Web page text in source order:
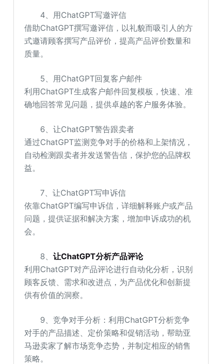
4、用ChatGPT写邀评信
借助ChatGPT撰写邀评信，以礼貌而吸引人的方
式邀请顾客撰写产品评价，提高产品评价数量和
质量。
5、用ChatGPT回复客户邮件
利用ChatGPT生成客户邮件回复模板，快速、准
确地回答常见问题，提供卓越的客户服务体验。
6、让ChatGPT警告跟卖者
通过ChatGPT监测竞争对手的价格和上架情况，
自动检测跟卖者并发送警告信，保护您的品牌权
益。
7、让ChatGPT写申诉信
依靠ChatGPT编写申诉信，详细解释账户或产品
问题，提供证据和解决方案，增加申诉成功的机
会。
8、让ChatGPT分析产品评论
利用ChatGPT对产品评论进行自动化分析，识别
顾客反馈、需求和改进点，为产品优化和创新提
供有价值的洞察。
9、竞争对手分析：利用ChatGPT分析竞争
对手的产品描述、定价策略和促销活动，帮助亚
马逊卖家了解市场竞争态势，并制定相应的销售
策略。